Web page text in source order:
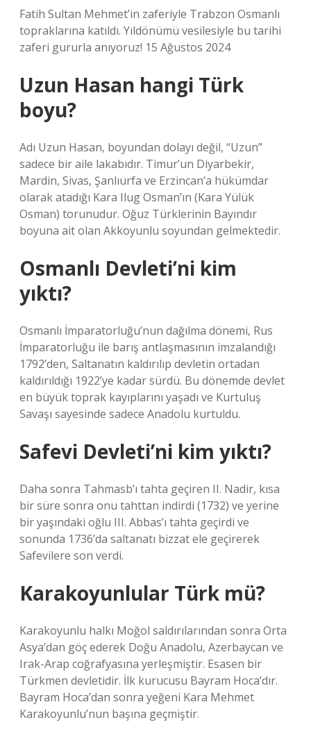
Fatih Sultan Mehmet’in zaferiyle Trabzon Osmanlı
topraklarına katıldı. Yıldönümü vesilesiyle bu tarihi
zaferi gururla anıyoruz! 15 Ağustos 2024
Uzun Hasan hangi Türk
boyu?
Adı Uzun Hasan, boyundan dolayı değil, “Uzun”
sadece bir aile lakabıdır. Timur’un Diyarbekir,
Mardin, Sivas, Şanlıurfa ve Erzincan’a hükümdar
olarak atadığı Kara Ilug Osman’ın (Kara Yülük
Osman) torunudur. Oğuz Türklerinin Bayındır
boyuna ait olan Akkoyunlu soyundan gelmektedir.
Osmanlı Devleti’ni kim
yıktı?
Osmanlı İmparatorluğu’nun dağılma dönemi, Rus
İmparatorluğu ile barış antlaşmasının imzalandığı
1792’den, Saltanatın kaldırılıp devletin ortadan
kaldırıldığı 1922’ye kadar sürdü. Bu dönemde devlet
en büyük toprak kayıplarını yaşadı ve Kurtuluş
Savaşı sayesinde sadece Anadolu kurtuldu.
Safevi Devleti’ni kim yıktı?
Daha sonra Tahmasb’ı tahta geçiren II. Nadir, kısa
bir süre sonra onu tahttan indirdi (1732) ve yerine
bir yaşındaki oğlu III. Abbas’ı tahta geçirdi ve
sonunda 1736’da saltanatı bizzat ele geçirerek
Safevilere son verdi.
Karakoyunlular Türk mü?
Karakoyunlu halkı Moğol saldırılarından sonra Orta
Asya’dan göç ederek Doğu Anadolu, Azerbaycan ve
Irak-Arap coğrafyasına yerleşmiştir. Esasen bir
Türkmen devletidir. İlk kurucusu Bayram Hoca’dır.
Bayram Hoca’dan sonra yeğeni Kara Mehmet
Karakoyunlu’nun başına geçmiştir.